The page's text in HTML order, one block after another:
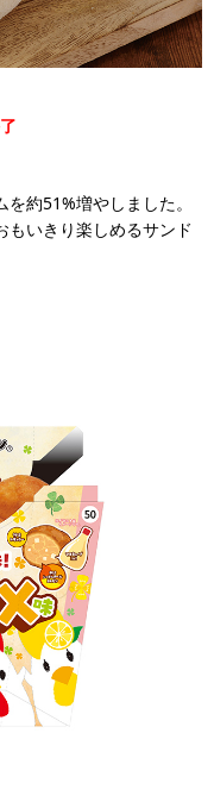
約51%増やしました。
もいきり楽しめるサンド